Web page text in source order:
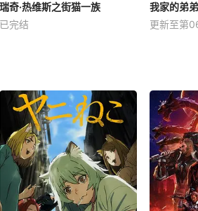
瑞奇·热维斯之街猫一族
已完结
我家的弟
更新至第